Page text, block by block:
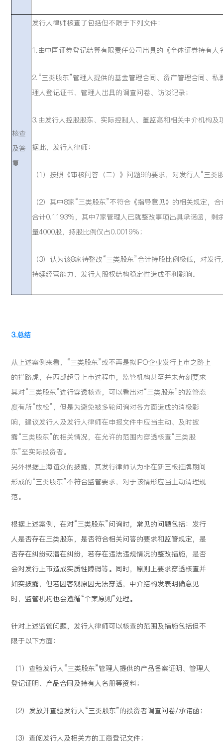
核查
及答
复
发行人律师核查了包括但不限于下列文件：
1.由中国证券登记结算有限责任公司出具的《全体证券持有人
2.“三类股东”管理人提供的基金管理合同、资产管理合同、
理人登记证书、管理人出具的调查问卷、访谈记录；
3.由发行人控股股东、实际控制人、董监高和相关中介机构
据此，发行人律师：
（1）按照《审核问答（二）》问题9的要求，对发行人“三类
（2）其中8家“三类股东”不符合《指导意见》的相关规定，
合计0.1193%，其中7家管理人已就整改事项出具承诺函，剩
量4000股，持股比例仅占0.0019%；
（3）认为该8家待整改“三类股东”合计持股比例极低，对发
持续经营能力、发行人股权结构稳定性造成不利影响。
3.总结
从上述案例来看，“三类股东”或不再是拟IPO企业发行上市之路上
的拦路虎，在西部超导上市过程中，监管机构甚至并未苛刻要求
其对“三类股东”进行穿透核查，可以看出对“三类股东”的监管态
度有所“放松”，但是为避免被多轮问询对各方面造成的消极影
响，建议发行人及发行人律师在申报文件中应当主动、及时披
露“三类股东”的相关情况，在允许的范围内穿透核查“三类股
东”至实际投资者。
另外根据上海谊众的披露，其发行律师认为非在新三板挂牌期间
形成的“三类股东”不符合监管要求，对于该情形应当主动清理规
范。
根据上述案例，在对“三类股东”问询时，常见的问题包括：发行
人是否存在三类股东，是否符合相关问答的要求和监管规定，是
否存在纠纷或潜在纠纷，若存在违法违规情况的整改措施，是否
会对发行上市造成实质性障碍等。同时，原则上要求穿透核查并
如实披露，但若因客观原因无法穿透，中介结构发表明确意见
时，监管机构也会遵循“个案原则”处理。
针对上述监管问题，发行人律师可以核查的范围及措施包括但不
限于以下方面：
（1）查验发行人“三类股东”管理人提供的产品备案证明、管理人
登记证明、产品合同及持有人名册等资料；
（2）发放并查验发行人“三类股东”的投资者调查问卷/承诺函；
（3）查阅发行人及相关方的工商登记文件；